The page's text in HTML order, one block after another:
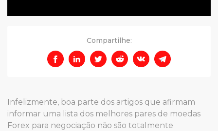
Compartilhe:
Infelizmente, boa parte dos artigos que afirmam
informar uma lista dos melhores pares de moedas
Forex para negociação não são totalmente